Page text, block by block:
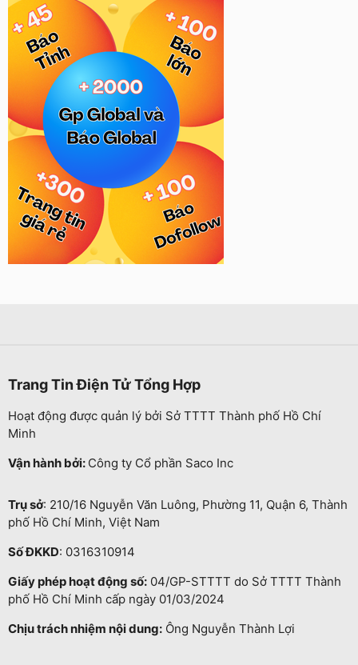
Trang Tin Điện Tử Tổng Hợp
Hoạt động được quản lý bởi Sở TTTT Thành phố Hồ Chí
Minh
Vận hành bởi: Công ty Cổ phần Saco Inc
Trụ sở: 210/16 Nguyễn Văn Luông, Phường 11, Quận 6, Thành
phố Hồ Chí Minh, Việt Nam
Số ĐKKD: 0316310914
Giấy phép hoạt động số: 04/GP-STTTT do Sở TTTT Thành
phố Hồ Chí Minh cấp ngày 01/03/2024
Chịu trách nhiệm nội dung: Ông Nguyễn Thành Lợi